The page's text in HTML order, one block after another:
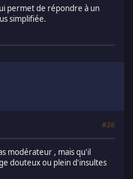
permet de répondre à un
simplifiée.
#26
modérateur , mais qu'il
douteux ou plein d'insultes